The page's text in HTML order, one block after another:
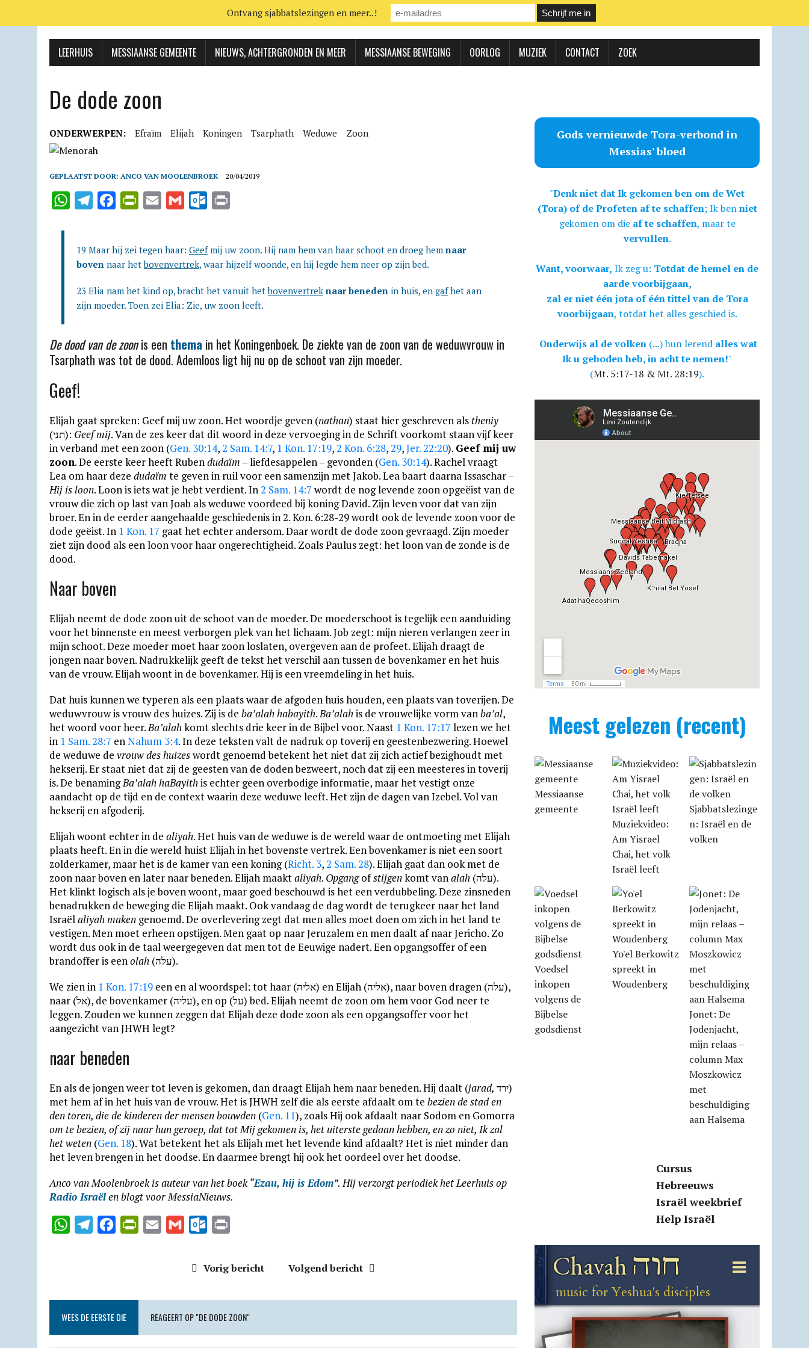
LEERHUIS MESSIAANSE GEMEENTE NIEUWS, ACHTERGRONDEN EN MEER MESSIAANSE BEWEGING OORLOG MUZIEK CONTACT ZOEK
De dode zoon
ONDERWERPEN: Efraïm Elijah Koningen Tsarphath Weduwe Zoon
GEPLAATST DOOR: ANCO VAN MOOLENBROEK 20/04/2019
W
T
e
r
a
e
o
o
n
F
r
e
n
y
i
l
i
l
l
o
k
c
o
n
19 Maar hij zei tegen haar: Geefmij uw zoon. Hij nam hem van haar schoot en droeg hem naar
boven naar hetbovenvertrek, waar hijzelf woonde, en hij legde hem neer op zijn bed.
23 Elia nam het kind op, bracht het vanuit hetbovenvertrek naar beneden in huis, en gafhet aan
zijn moeder. Toen zei Elia: Zie, uw zoon leeft.
De dood van de zoonis een thema in het Koningenboek. De ziekte van de zoon van de weduwvrouw in
Tsarphath was tot de dood. Ademloos ligt hij nu op de schoot van zijn moeder.
Geef!
Elijah gaat spreken: Geef mij uw zoon. Het woordje geven (nathan) staat hier geschreven als theniy
(תני): Geef mij. Van de zes keer dat dit woord in deze vervoeging in de Schrift voorkomt staan vijf keer
in verband met een zoon (Gen. 30:14,2 Sam. 14:7, 1 Kon. 17:19,2 Kon. 6:28,29,Jer. 22:20). Geef mij uw
zoon. De eerste keer heeft Rubendudaïm – liefdesappelen – gevonden (Gen. 30:14). Rachel vraagt
Lea om haar deze dudaïm te geven in ruil voor een samenzijn met Jakob. Lea baart daarna Issaschar –
Hij is loon. Loon is iets wat je hebt verdient. In2 Sam. 14:7 wordt de nog levende zoon opgeëist van de
vrouw die zich op last van Joab als weduwe voordeed bij koning David. Zijn leven voor dat van zijn
broer. En in de eerder aangehaalde geschiedenis in 2. Kon. 6:28-29 wordt ook de levende zoon voor de
dode geëist. In 1 Kon. 17 gaat het echter andersom. Daar wordt de dode zoon gevraagd. Zijn moeder
ziet zijn dood als een loon voor haar ongerechtigheid. Zoals Paulus zegt: het loon van de zonde is de
dood.
Naar boven
Elijah neemt de dode zoon uit de schoot van de moeder. De moederschoot is tegelijk een aanduiding
voor het binnenste en meest verborgen plek van het lichaam. Job zegt: mijn nieren verlangen zeer in
mijn schoot. Deze moeder moet haar zoon loslaten, overgeven aan de profeet. Elijah draagt de
jongen naar boven. Nadrukkelijk geeft de tekst het verschil aan tussen de bovenkamer en het huis
van de vrouw. Elijah woont in de bovenkamer. Hij is een vreemdeling in het huis.
Dat huis kunnen we typeren als een plaats waar de afgoden huis houden, een plaats van toverijen. De
weduwvrouw is vrouw des huizes. Zij is de ba’alah habayith.Ba’alahis de vrouwelijke vorm vanba’al,
het woord voor heer.Ba’alahkomt slechts drie keer in de Bijbel voor. Naast 1 Kon. 17:17 lezen we het
in 1 Sam. 28:7 enNahum 3:4. In deze teksten valt de nadruk op toverij en geestenbezwering. Hoewel
de weduwe de vrouw des huizeswordt genoemd betekent het niet dat zij zich actief bezighoudt met
hekserij. Er staat niet dat zij de geesten van de doden bezweert, noch dat zij een meesteres in toverij
is. De benamingBa’alah haBayithis echter geen overbodige informatie, maar het vestigt onze
aandacht op de tijd en de context waarin deze weduwe leeft. Het zijn de dagen van Izebel. Vol van
hekserij en afgoderij.
Elijah woont echter in de aliyah. Het huis van de weduwe is de wereld waar de ontmoeting met Elijah
plaats heeft. En in die wereld huist Elijah in het bovenste vertrek. Een bovenkamer is niet een soort
zolderkamer, maar het is de kamer van een koning (Richt. 3,2 Sam. 28). Elijah gaat dan ook met de
zoon naar boven en later naar beneden. Elijah maaktaliyah. Opgangofstijgenkomt vanalah (עלה).
Het klinkt logisch als je boven woont, maar goed beschouwd is het een verdubbeling. Deze zinsneden
benadrukken de beweging die Elijah maakt. Ook vandaag de dag wordt de terugkeer naar het land
Israëlaliyah maken genoemd. De overlevering zegt dat men alles moet doen om zich in het land te
vestigen. Men moet erheen opstijgen. Men gaat op naar Jeruzalem en men daalt af naar Jericho. Zo
wordt dus ook in de taal weergegeven dat men tot de Eeuwige nadert. Een opgangsoffer of een
brandoffer is eenolah
(עלה).
We zien in 1 Kon. 17:19 een en al woordspel: tot haar (אליה) en Elijah (אליה), naar boven dragen (עלה),
naar (אל), de bovenkamer (עליה), en op (על) bed. Elijah neemt de zoon om hem voor God neer te
leggen. Zouden we kunnen zeggen dat Elijah deze dode zoon als een opgangsoffer voor het
aangezicht van JHWH legt?
naar beneden
En als de jongen weer tot leven is gekomen, dan draagt Elijah hem naar beneden. Hij daalt (jarad, ירד)
met hem af in het huis van de vrouw. Het is JHWH zelf die als eerste afdaalt om te bezien de stad en
den toren, die de kinderen der mensen bouwden (Gen. 11), zoals Hij ook afdaalt naar Sodom en Gomorra
om te bezien, of zij naar hun geroep, dat tot Mij gekomen is, het uiterste gedaan hebben, en zo niet, Ik zal
het weten (Gen. 18). Wat betekent het als Elijah met het levende kind afdaalt? Het is niet minder dan
het leven brengen in het doodse. En daarmee brengt hij ook het oordeel over het doodse.
Anco van Moolenbroek is auteur van het boek “Ezau, hij is Edom”. Hij verzorgt periodiek het Leerhuis op
Radio Israëlen blogt voor MessiaNieuws.
W
s
A
p
T
g
r
a
b
o
o
t
r
l
l
o
o
k
t
Vorig bericht Volgend bericht
WEES DE EERSTE DIE REAGEERT OP "DE DODE ZOON"
Gods vernieuwde Tora-verbond in
Messias' bloed
"Denk niet dat Ik gekomen ben om de Wet
(Tora) of de Profeten af te schaffen; Ik benniet
gekomen om die af te schaffen, maar te
vervullen.
Want, voorwaar, Ik zeg u: Totdat de hemel en de
aarde voorbijgaan,
zal er niet één jota of één tittel van de Tora
voorbijgaan, totdat het alles geschied is.
Onderwijs al de volken (...) hun lerend alles wat
Ik u geboden heb, in acht te nemen!"
(Mt. 5:17-18 & Mt. 28:19).
Meest gelezen (recent)
Messiaanse
gemeente
Muziekvideo:
Am Yisrael
Chai, het volk
Israël leeft
Sjabbatslezinge
n: Israël en de
volken
Voedsel
inkopen
volgens de
Bijbelse
godsdienst
Yo'el Berkowitz
spreekt in
Woudenberg
Jonet: De
Jodenjacht,
mijn relaas –
column Max
Moszkowicz
met
beschuldiging
aan Halsema
Cursus
Hebreeuws
Israël weekbrief
Help Israël
Ontvang sjabbatslezingen en meer..!